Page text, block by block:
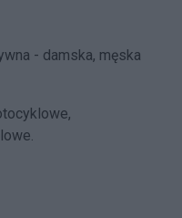
- damska, męska